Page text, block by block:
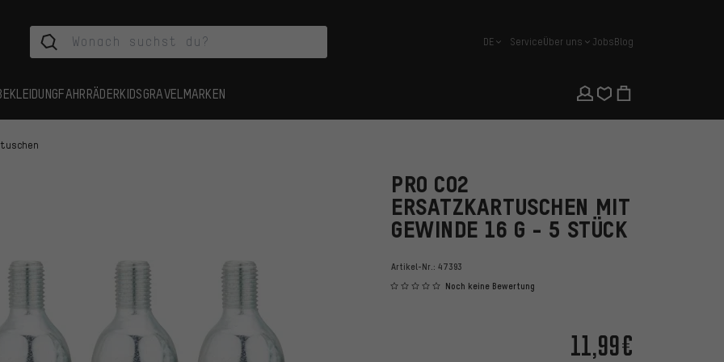
Deutsch
DE ServiceÜber uns JobsBlog
FAHRRÄDERKIDSGRAVEL MARKEN
PRO CO2
ERSATZKARTUSCHEN MIT
GEWINDE 16 G - 5 STÜCK
Artikel-Nr.: 47393
Noch keine Bewertung
11,99€